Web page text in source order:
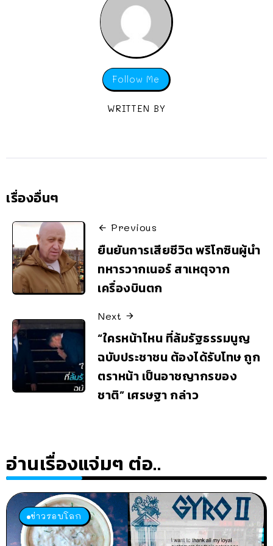
Follow Me
WRITTEN BY
เรื่องอื่นๆ
Previous
ยืนยันการเสียชีวิต พริโกซินผู้นำ
ทหารวากเนอร์ สาเหตุจาก
เครื่องบินตก
Next
“ใครหน้าไหน ที่ล้มรัฐธรรมนูญ
ฉบับประชาชน ต้องได้รับโทษ ถูก
ตราหน้า เป็นอาชญากรของ
ชาติ” เศรษฐา กล่าว
อ่านเรื่องแจ่มๆ ต่อ..
ข่าวรอบโลก